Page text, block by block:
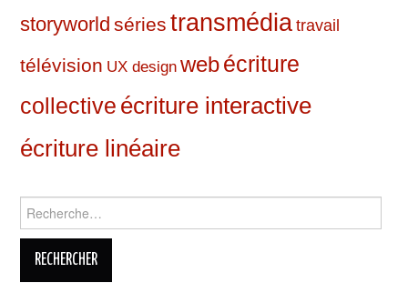
storyworld séries transmédia travail
télévision UX design webécriture
collective écriture interactive
écriture linéaire